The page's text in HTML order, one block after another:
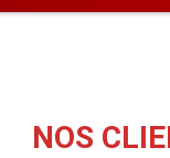
NOS